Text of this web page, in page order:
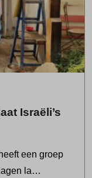
Israëli’s
een groep
la…